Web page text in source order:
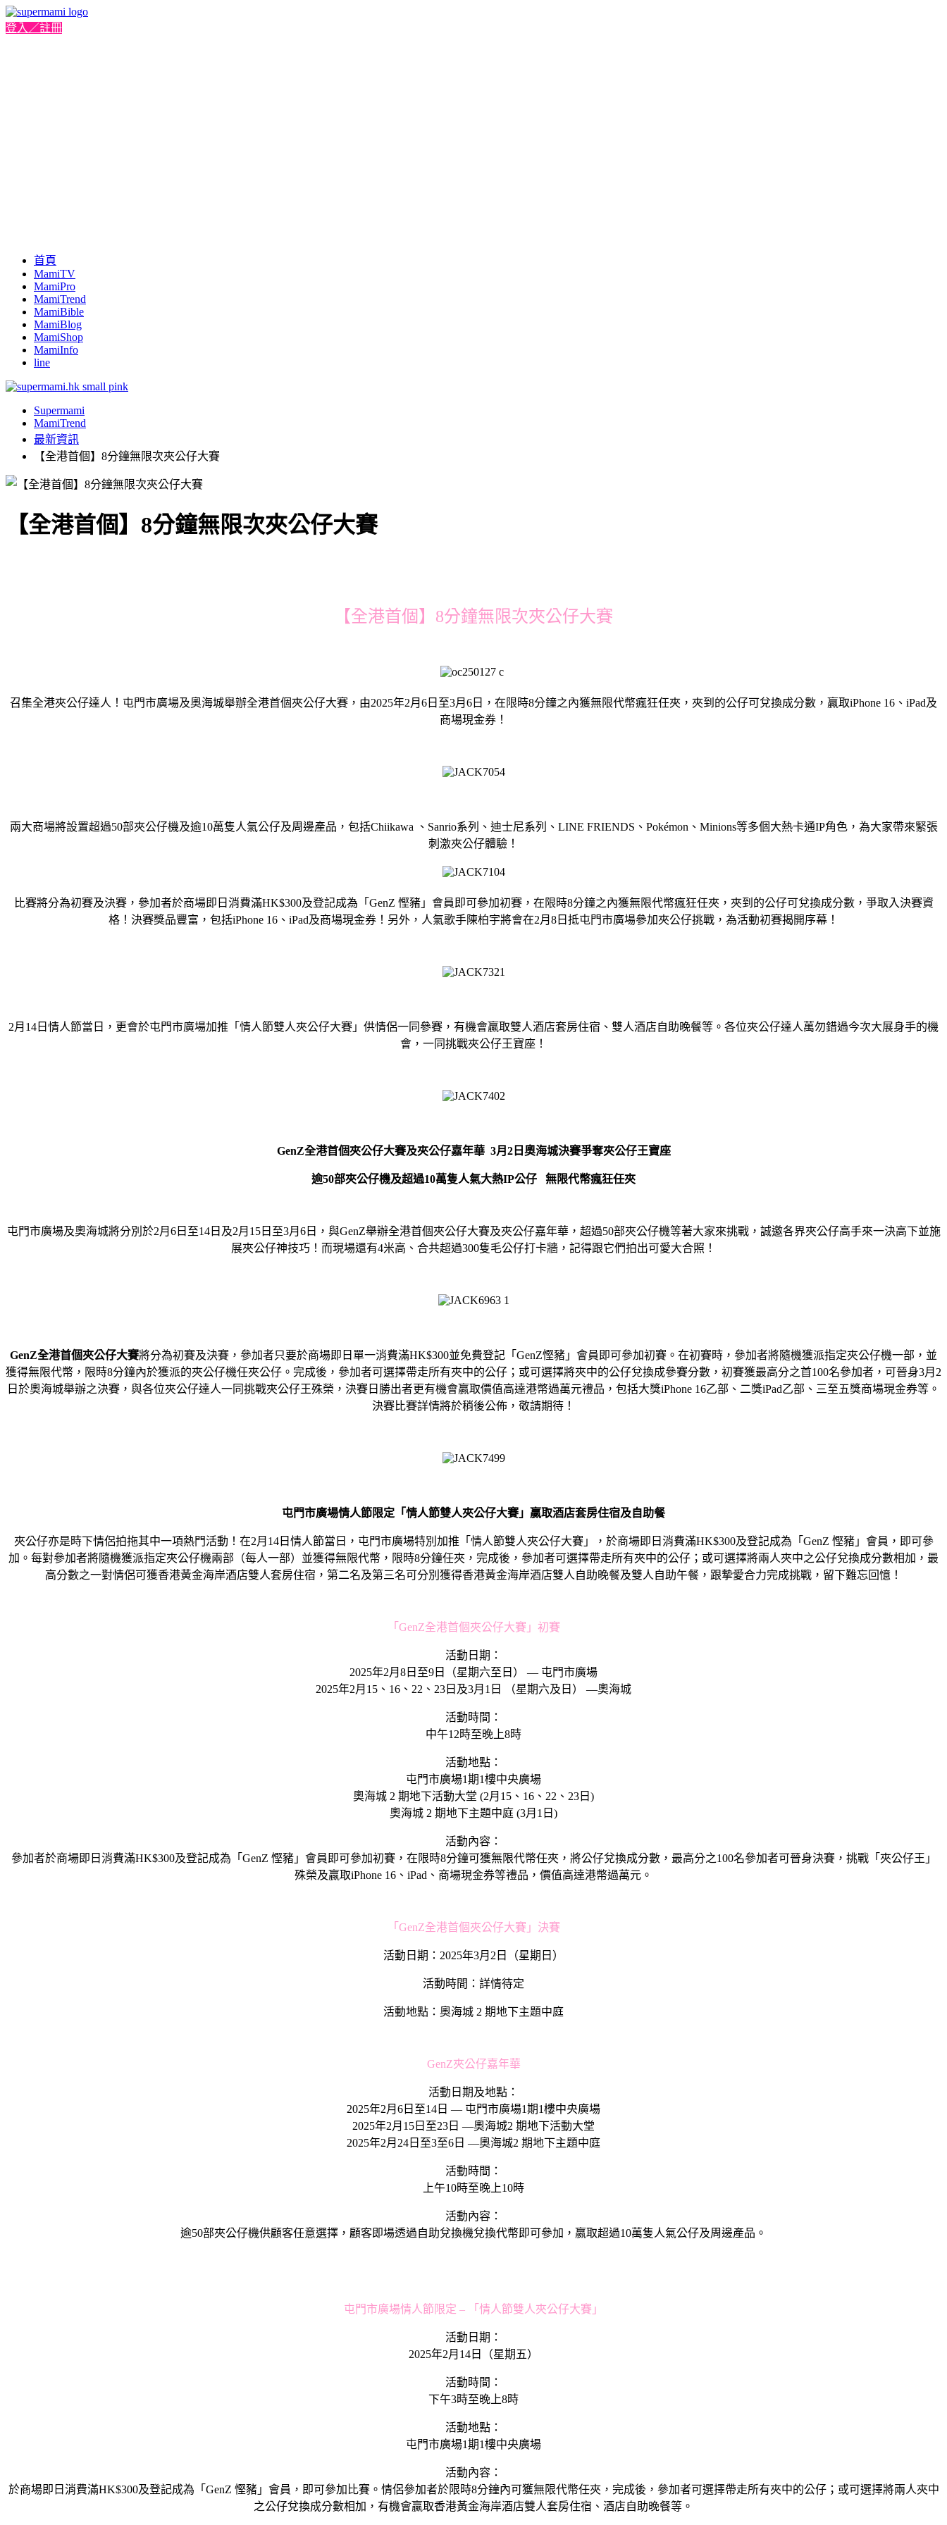
登入／註冊
首頁
MamiTV
MamiPro
MamiTrend
MamiBible
MamiBlog
MamiShop
MamiInfo
line
Supermami
MamiTrend
最新資訊
【全港首個】8分鐘無限次夾公仔大賽
【全港首個】8分鐘無限次夾公仔大賽
【全港首個】8分鐘無限次夾公仔大賽
召集全港夾公仔達人！屯門市廣場及奧海城舉辦全港首個夾公仔大賽，由2025年2月6日至3月6日，在限時8分鐘之內獲無限代幣瘋狂任夾，夾到的公仔可兌換成分數，贏取iPhone 16、iPad及
商場現金券！
兩大商場將設置超過50部夾公仔機及逾10萬隻人氣公仔及周邊產品，包括Chiikawa 、Sanrio系列、迪士尼系列、LINE FRIENDS、Pokémon、Minions等多個大熱卡通IP角色，為大家帶來緊張
刺激夾公仔體驗！
比賽將分為初賽及決賽，參加者於商場即日消費滿HK$300及登記成為「GenZ 慳豬」會員即可參加初賽，在限時8分鐘之內獲無限代幣瘋狂任夾，夾到的公仔可兌換成分數，爭取入決賽資
格！決賽獎品豐富，包括iPhone 16、iPad及商場現金券！另外，人氣歌手陳柏宇將會在2月8日抵屯門市廣場參加夾公仔挑戰，為活動初賽揭開序幕！
2月14日情人節當日，更會於屯門市廣場加推「情人節雙人夾公仔大賽」供情侶一同參賽，有機會贏取雙人酒店套房住宿、雙人酒店自助晚餐等。各位夾公仔達人萬勿錯過今次大展身手的機
會，一同挑戰夾公仔王寶座！
GenZ全港首個夾公仔大賽及夾公仔嘉年華 3月2日奧海城決賽爭奪夾公仔王寶座
逾50部夾公仔機及超過10萬隻人氣大熱IP公仔 無限代幣瘋狂任夾
屯門市廣場及奧海城將分別於2月6日至14日及2月15日至3月6日，與GenZ舉辦全港首個夾公仔大賽及夾公仔嘉年華，超過50部夾公仔機等著大家來挑戰，誠邀各界夾公仔高手來一決高下並施
展夾公仔神技巧！而現場還有4米高、合共超過300隻毛公仔打卡牆，記得跟它們拍出可愛大合照！
GenZ全港首個夾公仔大賽將分為初賽及決賽，參加者只要於商場即日單一消費滿HK$300並免費登記「GenZ慳豬」會員即可參加初賽。在初賽時，參加者將隨機獲派指定夾公仔機一部，並
獲得無限代幣，限時8分鐘內於獲派的夾公仔機任夾公仔。完成後，參加者可選擇帶走所有夾中的公仔；或可選擇將夾中的公仔兌換成參賽分數，初賽獲最高分之首100名參加者，可晉身3月2
日於奧海城舉辦之決賽，與各位夾公仔達人一同挑戰夾公仔王殊榮，決賽日勝出者更有機會贏取價值高達港幣過萬元禮品，包括大獎iPhone 16乙部、二獎iPad乙部、三至五獎商場現金券等。
決賽比賽詳情將於稍後公佈，敬請期待！
屯門市廣場情人節限定「情人節雙人夾公仔大賽」贏取酒店套房住宿及自助餐
夾公仔亦是時下情侶拍拖其中一項熱門活動！在2月14日情人節當日，屯門市廣場特別加推「情人節雙人夾公仔大賽」，於商場即日消費滿HK$300及登記成為「GenZ 慳豬」會員，即可參
加。每對參加者將隨機獲派指定夾公仔機兩部（每人一部）並獲得無限代幣，限時8分鐘任夾，完成後，參加者可選擇帶走所有夾中的公仔；或可選擇將兩人夾中之公仔兌換成分數相加，最
高分數之一對情侶可獲香港黃金海岸酒店雙人套房住宿，第二名及第三名可分別獲得香港黃金海岸酒店雙人自助晚餐及雙人自助午餐，跟摯愛合力完成挑戰，留下難忘回憶！
「GenZ全港首個夾公仔大賽」初賽
活動日期：
2025年2月8日至9日（星期六至日） — 屯門市廣場
2025年2月15、16、22、23日及3月1日 （星期六及日） —奧海城
活動時間：
中午12時至晚上8時
活動地點：
屯門市廣場1期1樓中央廣場
奧海城 2 期地下活動大堂 (2月15、16、22、23日)
奧海城 2 期地下主題中庭 (3月1日)
活動內容：
參加者於商場即日消費滿HK$300及登記成為「GenZ 慳豬」會員即可參加初賽，在限時8分鐘可獲無限代幣任夾，將公仔兌換成分數，最高分之100名參加者可晉身決賽，挑戰「夾公仔王」
殊榮及贏取iPhone 16、iPad、商場現金券等禮品，價值高達港幣過萬元。
「GenZ全港首個夾公仔大賽」決賽
活動日期：2025年3月2日（星期日）
活動時間：詳情待定
活動地點：奧海城 2 期地下主題中庭
GenZ夾公仔嘉年華
活動日期及地點：
2025年2月6日至14日 — 屯門市廣場1期1樓中央廣場
2025年2月15日至23日 —奧海城2 期地下活動大堂
2025年2月24日至3至6日 —奧海城2 期地下主題中庭
活動時間：
上午10時至晚上10時
活動內容：
逾50部夾公仔機供顧客任意選擇，顧客即場透過自助兌換機兌換代幣即可參加，嬴取超過10萬隻人氣公仔及周邊產品。
屯門市廣場情人節限定 – 「情人節雙人夾公仔大賽」
活動日期：
2025年2月14日（星期五）
活動時間：
下午3時至晚上8時
活動地點：
屯門市廣場1期1樓中央廣場
活動內容：
於商場即日消費滿HK$300及登記成為「GenZ 慳豬」會員，即可參加比賽。情侶參加者於限時8分鐘內可獲無限代幣任夾，完成後，參加者可選擇帶走所有夾中的公仔；或可選擇將兩人夾中
之公仔兌換成分數相加，有機會贏取香港黃金海岸酒店雙人套房住宿、酒店自助晚餐等。